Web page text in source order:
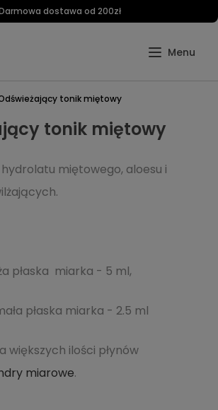
dostawa od 200zł
tonik miętowy
tonik miętowy
miętowego, aloesu i
płaska miarka - 5 ml,
płaska miarka - 2.5 ml
większych ilości płynów
miarowe.